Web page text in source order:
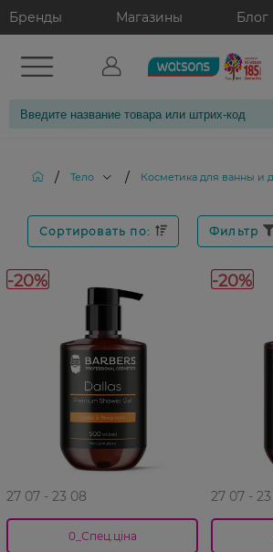
Бренды Магазины Блог
/ Тело / Косметика для ванны и
Сортировать по: Фильтр
-20%
27 07 - 23 08
0_Спец.ціна
-20%
27 07 -